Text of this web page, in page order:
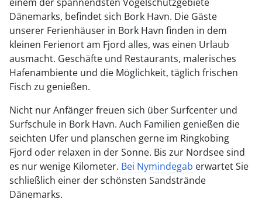
Dänemarks, befindet sich Bork Havn. Die Gäste
unserer Ferienhäuser in Bork Havn finden in dem
kleinen Ferienort am Fjord alles, was einen Urlaub
ausmacht. Geschäfte und Restaurants, malerisches
Hafenambiente und die Möglichkeit, täglich frischen
Fisch zu genießen.
Nicht nur Anfänger freuen sich über Surfcenter und
Surfschule in Bork Havn. Auch Familien genießen die
seichten Ufer und planschen gerne im Ringkobing
Fjord oder relaxen in der Sonne. Bis zur Nordsee sind
es nur wenige Kilometer. Bei Nymindegab erwartet Sie
schließlich einer der schönsten Sandstrände
Dänemarks.